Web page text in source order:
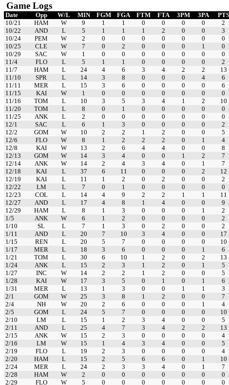
Game Logs
Date Opp W/L MIN FGM FGA FTM FTA 3PM 3PA PTS
10/21
HAM W 9 1 1 0 0 0 0 2
10/22
AND L 5 1 1 1 2 0 0 3
10/24
PEM W 2 0 0 0 0 0 0 0
10/25
CLE W 7 0 2 0 0 0 1 0
10/29
SAC W 1 0 0 0 0 0 0 0
11/4
FLO L 5 1 1 0 0 0 0 2
11/7
HAM L 24 4 6 3 4 2 2 13
11/10
SPR L 14 3 8 0 0 0 4 6
11/11
MER L 15 3 6 0 0 0 0 6
11/15
KAI W 1 0 0 0 0 0 0 0
11/16
TOM L 10 3 5 3 4 1 2 10
11/20
TOM L 8 0 1 0 0 0 0 0
11/25
ANK L 2 0 0 0 0 0 0 0
12/1
SAC L 6 1 3 0 0 0 0 2
12/2
GOM W 10 2 2 1 2 0 0 5
12/6
FLO W 8 1 2 2 2 0 1 4
12/8
KAI W 13 2 6 4 4 0 0 8
12/13
GOM W 14 3 4 0 0 1 2 7
12/14
ANK W 14 2 4 3 4 0 1 7
12/18
KAI L 37 6 11 0 0 0 2 12
12/19
KAI L 11 1 2 0 2 0 0 2
12/22
LM L 7 0 1 0 0 0 0 0
12/23
COL L 14 4 9 2 2 1 1 11
12/27
AND L 17 4 8 1 4 0 0 9
12/29
HAM L 8 1 3 0 0 0 1 2
1/5
ANK W 6 1 2 0 0 0 0 2
1/10
SL L 7 1 3 0 2 0 0 2
1/11
AND L 20 7 10 3 4 0 0 17
1/15
REN L 20 5 7 0 0 0 0 10
1/17
MER L 18 3 6 0 0 0 1 6
1/21
TOM L 30 6 10 1 2 0 2 13
1/24
ANK L 15 2 3 1 2 0 1 5
1/27
INC W 14 2 2 1 2 0 0 5
1/28
KAI W 17 3 5 0 1 0 1 6
1/31
MER L 13 1 3 0 0 1 1 3
2/1
GOM W 25 3 8 1 2 0 0 7
2/4
NH W 20 2 6 0 0 0 1 4
2/5
GOM L 24 5 7 0 0 0 0 10
2/10
LM L 15 1 2 3 4 0 0 5
2/11
AND L 25 4 7 3 4 2 2 13
2/15
ANK W 15 2 3 0 0 0 0 4
2/16
LM W 15 1 4 3 4 0 0 5
2/19
FLO L 19 2 3 0 0 0 0 4
2/20
HAM L 15 2 5 6 6 0 1 10
2/24
MER L 24 2 3 3 4 0 1 7
2/28
HAM W 2 0 0 0 0 0 0 0
2/29
FLO W 5 0 0 0 0 0 0 0